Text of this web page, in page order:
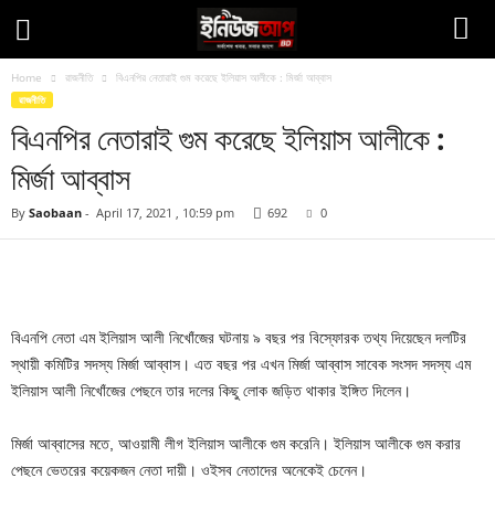
Home রাজনীতি বিএনপির নেতারাই গুম করেছে ইলিয়াস আলীকে : মির্জা আব্বাস
রাজনীতি
বিএনপির নেতারাই গুম করেছে ইলিয়াস আলীকে :
মির্জা আব্বাস
By Saobaan - April 17, 2021 , 10:59 pm 692 0
বিএনপি নেতা এম ইলিয়াস আলী নিখোঁজের ঘটনায় ৯ বছর পর বিস্ফোরক তথ্য দিয়েছেন দলটির
স্থায়ী কমিটির সদস্য মির্জা আব্বাস। এত বছর পর এখন মির্জা আব্বাস সাবেক সংসদ সদস্য এম
ইলিয়াস আলী নিখোঁজের পেছনে তার দলের কিছু লোক জড়িত থাকার ইঙ্গিত দিলেন।
মির্জা আব্বাসের মতে, আওয়ামী লীগ ইলিয়াস আলীকে গুম করেনি। ইলিয়াস আলীকে গুম করার
পেছনে ভেতরের কয়েকজন নেতা দায়ী। ওইসব নেতাদের অনেকেই চেনেন।